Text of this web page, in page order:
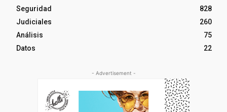
Seguridad
828
Judiciales
260
Análisis
75
Datos
22
- Advertisement -